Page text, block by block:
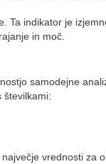
Ta indikator je
in moč.
samodejne
številkami:
vrednosti za